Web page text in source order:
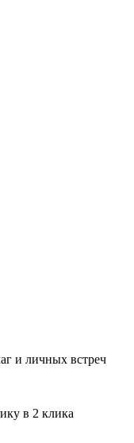
и личных встреч
в 2 клика